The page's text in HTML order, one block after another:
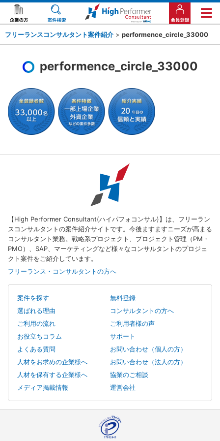
フリーランスコンサルタント案件紹介 > performence_circle_33000
performence_circle_33000
【High Performer Consultant(ハイパフォコンサル)】は、フリーラン
スコンサルタントの案件紹介サイトです。今後ますますニーズが高まる
コンサルタント業務。戦略系プロジェクト、プロジェクト管理（PM・
PMO）、SAP、マーケティングなど様々なコンサルタントのプロジェ
クト案件をご紹介しています。
フリーランス・コンサルタントの方へ
案件を探す
無料登録
選ばれる理由
コンサルタントの方へ
ご利用の流れ
ご利用者様の声
お役立ちコラム
サポート
よくある質問
お問い合わせ（個人の方）
人材をお求めの企業様へ
お問い合わせ（法人の方）
人材を保有する企業様へ
協業のご相談
メディア掲載情報
運営会社